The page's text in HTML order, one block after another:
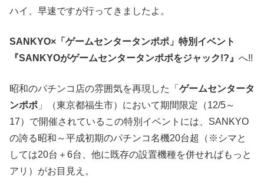
ハイ、早速ですが行ってきましたよ。
SANKYO×「ゲームセンタータンポポ」特別イベント
『SANKYOがゲームセンタータンポポをジャック!?』 へ!!
昭和のパチンコ店の雰囲気を再現した「 ゲームセンタータ
ンポポ 」（東京都福生市）において期間限定（12/5～
17）で開催されているこの特別イベントには、SANKYO
の誇る昭和～平成初期のパチンコ名機20台超（※シマと
しては20台＋6台、他に既存の設置機種を併せればもっと
アリ）がお目見え。